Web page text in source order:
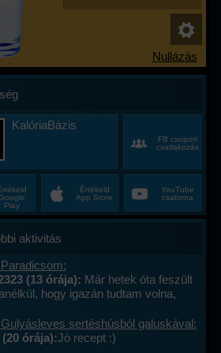
KalóriaBázis
FB csoport
csatlakozás
Play
Értékeld
App Store
YouTube
csatorna
aktivitás
(13 órája): Már hetek óta feszült
hogy igazán tudtam volna,
éveim közepén egyszer csak
minden, ami régen izgalmas
sertéshúsból galuskával:
órája):Jó recept :)